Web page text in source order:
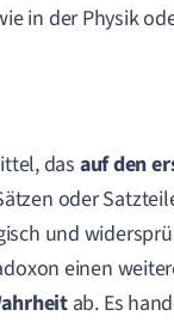
in der Physik
dasauf den
oder
und
einen
ab. Es